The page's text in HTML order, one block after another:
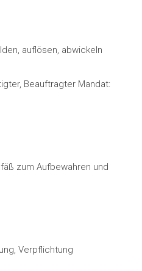
auflösen, abwickeln
Beauftragter Mandat:
zum Aufbewahren und
Verpflichtung